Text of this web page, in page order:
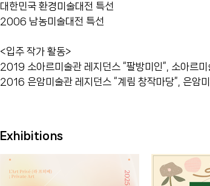
대한민국 환경미술대전 특선
2006 남농미술대전 특선
<입주 작가 활동>
2019 소아르미술관 레지던스 “팔방미인”, 소아르미
2016 은암미술관 레지던스 “계림 창작마당”, 은암
Exhibitions